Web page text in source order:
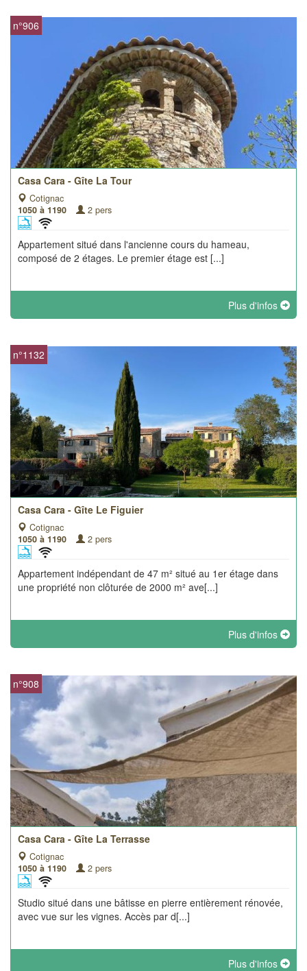
Casa Cara - Gîte La Tour
Cotignac
1050 à 1190
2 pers
Appartement situé dans l'ancienne cours du hameau,
composé de 2 étages. Le premier étage est [...]
Plus d'infos
n°906
Casa Cara - Gîte Le Figuier
Cotignac
1050 à 1190
2 pers
Appartement indépendant de 47 m² situé au 1er étage dans
une propriété non clôturée de 2000 m² ave[...]
Plus d'infos
n°1132
Casa Cara - Gîte La Terrasse
Cotignac
1050 à 1190
2 pers
Studio situé dans une bâtisse en pierre entièrement rénovée,
avec vue sur les vignes. Accès par d[...]
Plus d'infos
n°908